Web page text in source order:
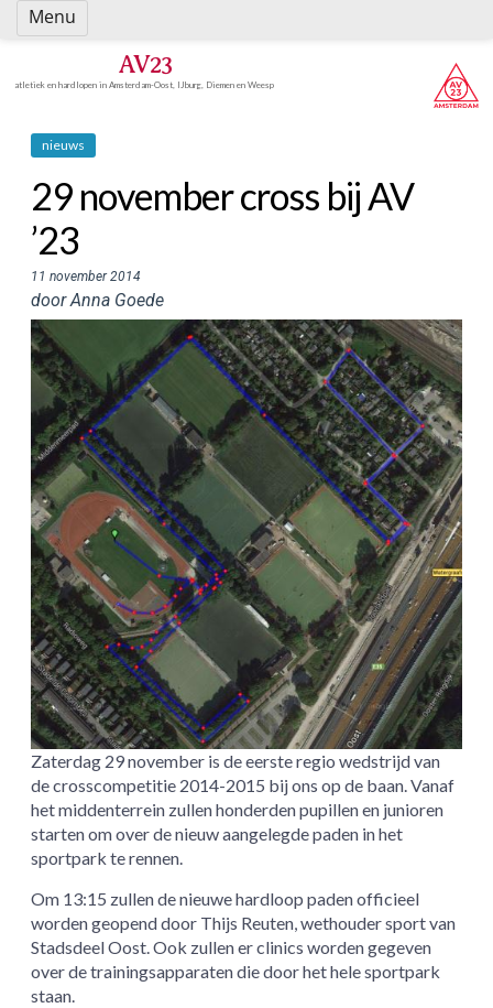
Spring
naar
AV23
atletiek en hardlopen in Amsterdam-Oost, IJburg, Diemen en Weesp
nieuws
29 november cross bij AV
’23
11 november 2014
door Anna Goede
Zaterdag 29 november is de eerste regio wedstrijd van
de crosscompetitie 2014-2015 bij ons op de baan. Vanaf
het middenterrein zullen honderden pupillen en junioren
starten om over de nieuw aangelegde paden in het
sportpark te rennen.
Om 13:15 zullen de nieuwe hardloop paden officieel
worden geopend door Thijs Reuten, wethouder sport van
Stadsdeel Oost. Ook zullen er clinics worden gegeven
over de trainingsapparaten die door het hele sportpark
staan.
Menu